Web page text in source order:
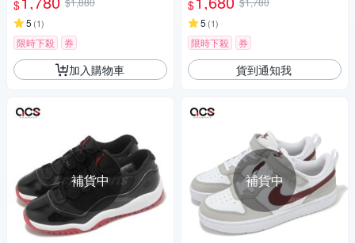
$
5 (1)
限時下殺 券
加入購物車
補貨中
$
5 (1)
限時下殺 券
貨到通知我
補貨中